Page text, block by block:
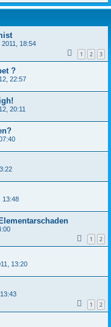
2011, 18:54
1 2 3
?
22:57
20:11
13:48
1 2
13:20
1 2